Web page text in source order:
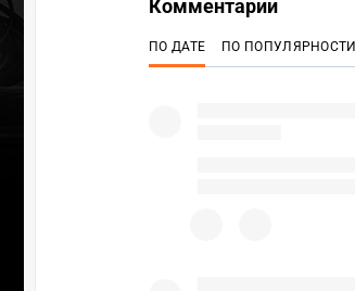
Комментарии
ПО ДАТЕ ПО ПОПУЛЯРНОСТИ